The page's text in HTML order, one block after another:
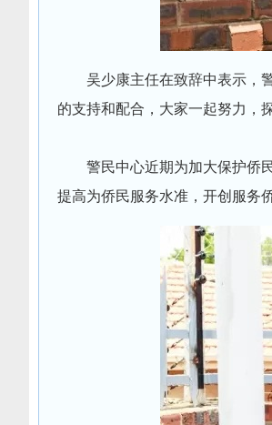
吴少康主任在致辞中表示，
的支持和配合，大家一起努力，
警民中心近期为加大保护侨
提高为侨民服务水准，开创服务